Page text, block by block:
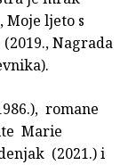
Moje ljeto s
Nagrada
romane
Marie
(2021.) i